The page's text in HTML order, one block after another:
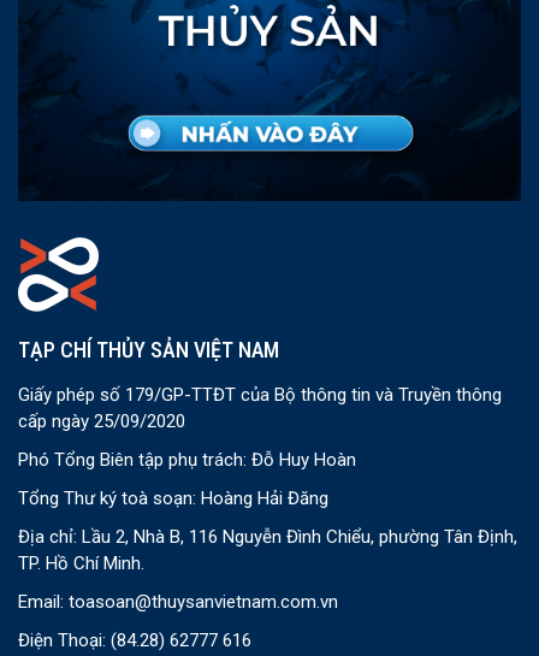
TẠP CHÍ THỦY SẢN VIỆT NAM
Giấy phép số 179/GP-TTĐT của Bộ thông tin và Truyền thông
cấp ngày 25/09/2020
Phó Tổng Biên tập phụ trách: Đỗ Huy Hoàn
Tổng Thư ký toà soạn: Hoàng Hải Đăng
Địa chỉ: Lầu 2, Nhà B, 116 Nguyễn Đình Chiểu, phường Tân Định,
TP. Hồ Chí Minh.
Email: toasoan@thuysanvietnam.com.vn
Điện Thoại: (84.28) 62777 616